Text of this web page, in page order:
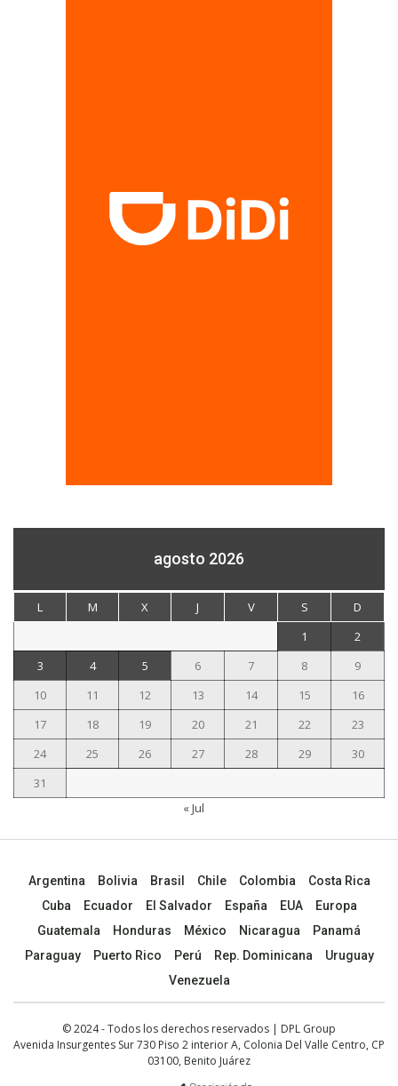
agosto 2026
L M X J V S
D
1
2
3
4 5 6 7 8
9
10
11 12 13 14 15
16
17
18 19 20 21 22
23
24
25 26 27 28 29
30
31
« Jul
Argentina Bolivia Brasil Chile Colombia
Costa Rica
Cuba
Ecuador El Salvador España EUA
Europa
Guatemala
Honduras México Nicaragua
Panamá
Paraguay
Puerto Rico Perú Rep. Dominicana
Uruguay
Venezuela
© 2024 - Todos los derechos reservados | DPL Group
Avenida Insurgentes Sur 730 Piso 2 interior A, Colonia Del Valle Centro, CP
03100, Benito Juárez